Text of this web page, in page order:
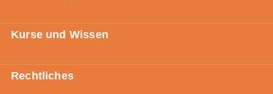
Kurse und Wissen
Rechtliches